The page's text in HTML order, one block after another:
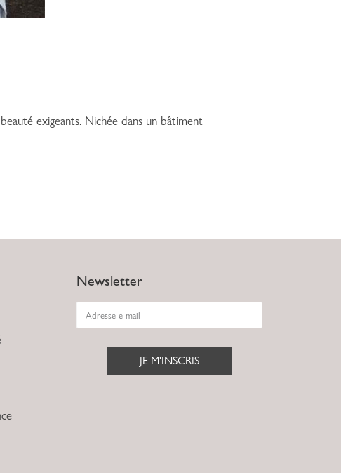
exigeants. Nichée dans un bâtiment
Newsletter
JE M'INSCRIS